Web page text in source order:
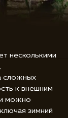
несколькими
сложных
к внешним
можно
зимний